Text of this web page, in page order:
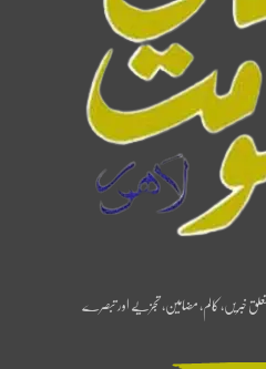
خبریں، کالم، مضامین، تجزیے اور تبصرے